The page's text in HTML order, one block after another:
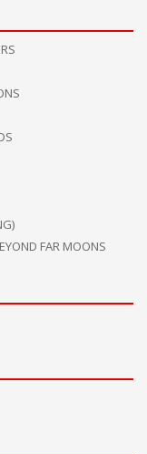
FAR MOONS